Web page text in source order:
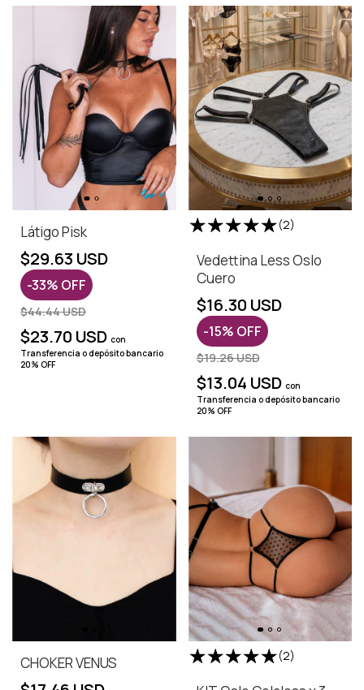
Látigo Pisk
$29.63 USD
-33% OFF
$44.44 USD
$23.70 USD con
Transferencia o depósito bancario
20% OFF
(2)
Vedettina Less Oslo
Cuero
$16.30 USD
-15% OFF
$19.26 USD
$13.04 USD con
Transferencia o depósito bancario
20% OFF
CHOKER VENUS (2)